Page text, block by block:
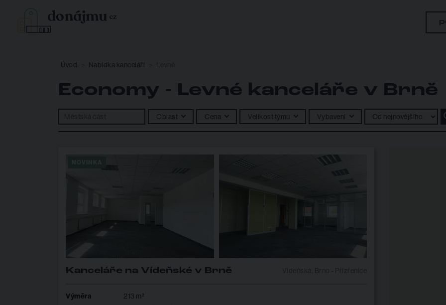
Úvod Nabídka kanceláří
Economy - Levné kanceláře v Brně
Oblast Cena Velikost týmu Vybavení
Kanceláře na Vídeňské v Brně
Výměra 213 m²